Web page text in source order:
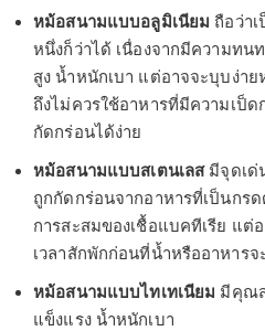
หม้อสนามแบบอลูมิเนียม ถือว่า
หนึ่งก็ว่าได้ เนื่องจากมีความทน
สูง น้ำหนักเบา แต่อาจจะบุบง่า
ถึงไม่ควรใช้อาหารที่มีความเป็ด
กัดกร่อนได้ง่าย
หม้อสนามแบบสเตนเลสมีจุดเด่
ถูกกัดกร่อนจากอาหารที่เป็นกร
การสะสมของเชื้อแบคทีเรีย แต่
เวลาสักพักก่อนที่น้ำหรืออาหารจ
หม้อสนามแบบไทเทเนียม มีคุณ
แข็งแรง น้ำหนักเบา